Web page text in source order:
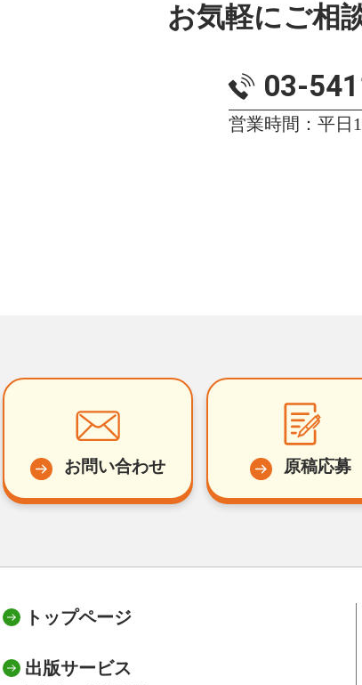
お気軽にご相
03-
営業時間：平日
お問い合わせ 原稿応募
トップページ
出版サービス